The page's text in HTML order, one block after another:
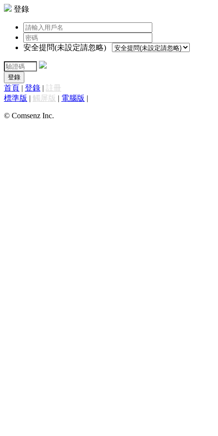
登錄
安全提問(未設定請忽略)
登錄
首頁 | 登錄 | 註冊
標準版 | 觸屏版 | 電腦版 |
© Comsenz Inc.